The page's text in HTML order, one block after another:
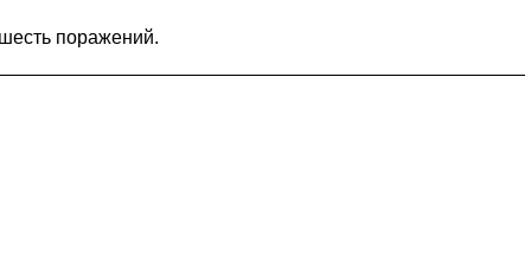
поражений.